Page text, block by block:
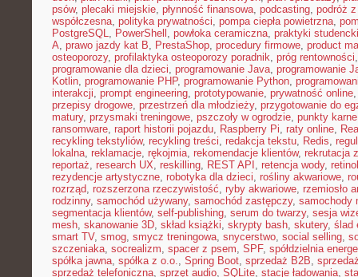
psów, plecaki miejskie, płynność finansowa, podcasting, podróż
współczesna, polityka prywatności, pompa ciepła powietrzna,
PostgreSQL, PowerShell , powłoka ceramiczna, praktyki
A, prawo jazdy kat B, PrestaShop, procedury firmowe, product
osteoporozy, profilaktyka osteoporozy poradnik, próg rentowności
programowanie dla dzieci, programowanie Java, programowanie
Kotlin, programowanie PHP, programowanie Python,
interakcji, prompt engineering, prototypowanie, prywatność online
przepisy drogowe, przestrzeń dla młodzieży, przygotowanie do
matury, przysmaki treningowe, pszczoły w ogrodzie, punkty karne
ransomware, raport historii pojazdu, Raspberry Pi, raty online,
recykling tekstyliów, recykling treści, redakcja tekstu, Redis,
lokalna, reklamacje, rękojmia, rekomendacje klientów, rekrutacja
reportaż, research UX, reskilling, REST API , retencja wody, retinol
rezydencje artystyczne, robotyka dla dzieci, rośliny akwariowe,
rozrząd, rozszerzona rzeczywistość, ryby akwariowe, rzemiosło
rodzinny, samochód używany, samochód zastępczy, samochody
segmentacja klientów, self-publishing, serum do twarzy, sesja
mesh, skanowanie 3D, skład książki, skrypty bash, skutery, ślad
smart TV, smog, smycz treningowa, snycerstwo, social selling,
szczeniaka, socrealizm, spacer z psem, SPF, spółdzielnia
spółka jawna, spółka z o.o., Spring Boot, sprzedaż B2B,
sprzedaż telefoniczna, sprzęt audio, SQLite, stacje ładowania,